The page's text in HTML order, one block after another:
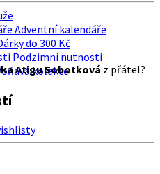
Adventní kalendáře
do 300 Kč
Podzimní nutnosti
kolekce
Atigu Sobotková z přátel?